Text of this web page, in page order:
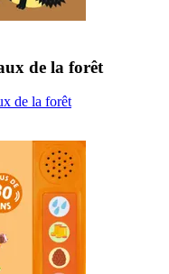
de la forêt
de la forêt